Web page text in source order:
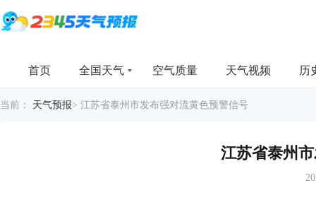
首页 全国天气 空气质量 天气视频 历
当前： 天气预报> 江苏省泰州市发布强对流黄色预警信号
江苏省泰州